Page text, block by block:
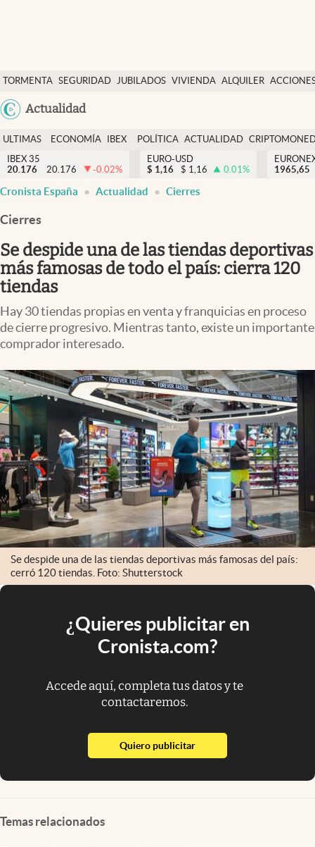
TORMENTA SEGURIDAD JUBILADOS VIVIENDA ALQUILER
USA
Actualidad
Economía y finanzas
Política
Actualidad
Criptomonedas
España
ULTIMAS
NOTICIAS
ECONOMÍA
FINANZAS
IBEX
EURO
POLÍTICA ACTUALIDAD
IBEX 35
20.176
20.176 -0.02%
EURO-USD
$ 1,16 $ 1,16 0.01%
1965,65
Cronista España Actualidad Cierres
Cierres
Se despide una de las tiendas deportivas
más famosas de todo el país: cierra 120
tiendas
Hay 30 tiendas propias en venta y franquicias en proceso
de cierre progresivo. Mientras tanto, existe un importante
comprador interesado.
Se despide una de las tiendas deportivas más famosas del país:
cerró 120 tiendas. Foto: Shutterstock
¿Quieres publicitar en
Cronista.com?
Accede aquí, completa tus datos y te
contactaremos.
Quiero publicitarabre en nueva pestaña
Temas relacionados